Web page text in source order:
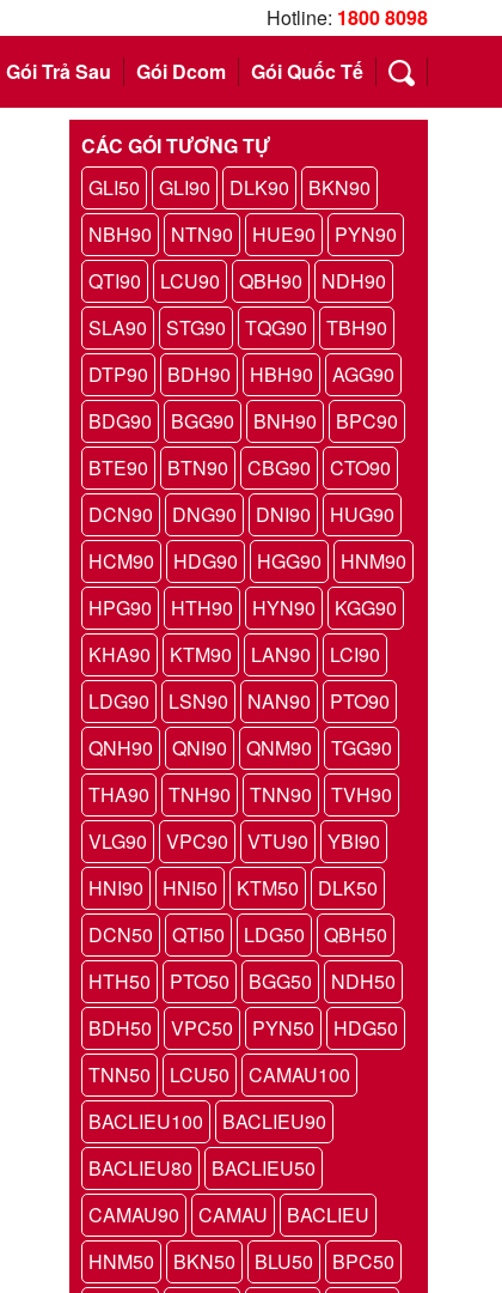
Hotline: 1800 8098
Gói Trả Sau Gói Dcom Gói Quốc Tế
CÁC GÓI TƯƠNG TỰ
GLI50
GLI90 DLK90
BKN90
NBH90
NTN90 HUE90
PYN90
QTI90
LCU90 QBH90
NDH90
SLA90
STG90 TQG90
TBH90
DTP90
BDH90 HBH90
AGG90
BDG90
BGG90 BNH90
BPC90
BTE90
BTN90 CBG90
CTO90
DCN90
DNG90 DNI90
HUG90
HCM90
HDG90 HGG90
HNM90
HPG90
HTH90 HYN90
KGG90
KHA90
KTM90 LAN90
LCI90
LDG90
LSN90 NAN90
PTO90
QNH90
QNI90 QNM90
TGG90
THA90
TNH90 TNN90
TVH90
VLG90
VPC90 VTU90
YBI90
HNI90
HNI50 KTM50
DLK50
DCN50
QTI50 LDG50
QBH50
HTH50
PTO50 BGG50
NDH50
BDH50
VPC50 PYN50
HDG50
TNN50
LCU50
CAMAU100
BACLIEU100
BACLIEU90
BACLIEU80
BACLIEU50
CAMAU90
CAMAU
BACLIEU
HNM50
BKN50 BLU50
BPC50